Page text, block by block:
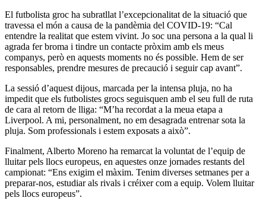
El futbolista groc ha subratllat l’excepcionalitat de la situació que
travessa el món a causa de la pandèmia del COVID-19: “Cal
entendre la realitat que estem vivint. Jo soc una persona a la qual li
agrada fer broma i tindre un contacte pròxim amb els meus
companys, però en aquests moments no és possible. Hem de ser
responsables, prendre mesures de precaució i seguir cap avant”.
La sessió d’aquest dijous, marcada per la intensa pluja, no ha
impedit que els futbolistes grocs seguisquen amb el seu full de ruta
de cara al retorn de lliga: “M’ha recordat a la meua etapa a
Liverpool. A mi, personalment, no em desagrada entrenar sota la
pluja. Som professionals i estem exposats a això”.
Finalment, Alberto Moreno ha remarcat la voluntat de l’equip de
lluitar pels llocs europeus, en aquestes onze jornades restants del
campionat: “Ens exigim el màxim. Tenim diverses setmanes per a
preparar-nos, estudiar als rivals i créixer com a equip. Volem lluitar
pels llocs europeus”.